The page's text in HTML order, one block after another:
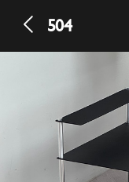
504